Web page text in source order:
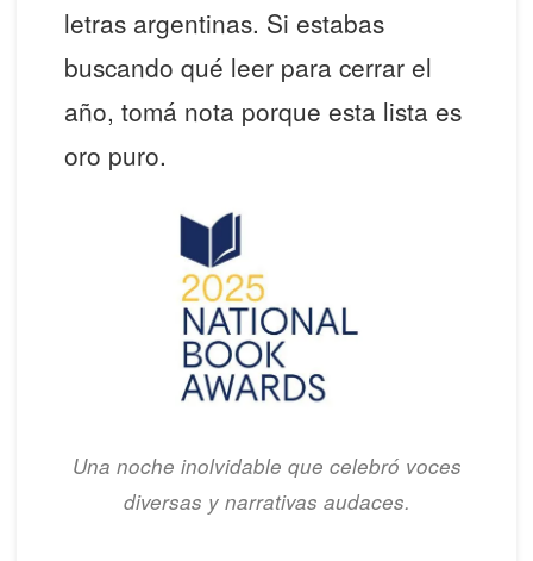
letras argentinas. Si estabas
buscando qué leer para cerrar el
año, tomá nota porque esta lista es
oro puro.
Una noche inolvidable que celebró voces
diversas y narrativas audaces.